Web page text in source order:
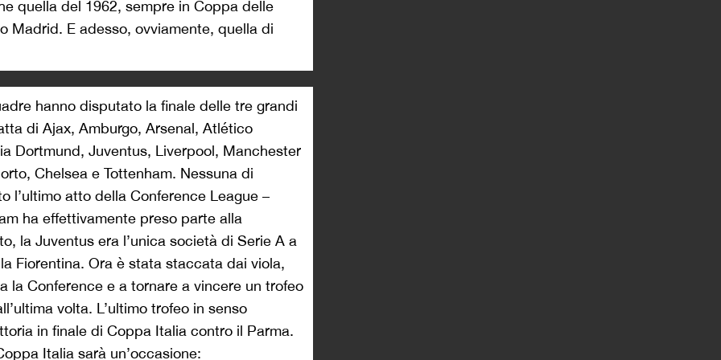
quella del 1962, sempre in Coppa delle
Madrid. E adesso, ovviamente, quella di
hanno disputato la finale delle tre grandi
di Ajax, Amburgo, Arsenal, Atlético
Dortmund, Juventus, Liverpool, Manchester
Chelsea e Tottenham. Nessuna di
l’ultimo atto della Conference League –
ha effettivamente preso parte alla
la Juventus era l’unica società di Serie A a
Fiorentina. Ora è stata staccata dai viola,
la Conference e a tornare a vincere un trofeo
volta. L’ultimo trofeo in senso
in finale di Coppa Italia contro il Parma.
Italia sarà un’occasione: